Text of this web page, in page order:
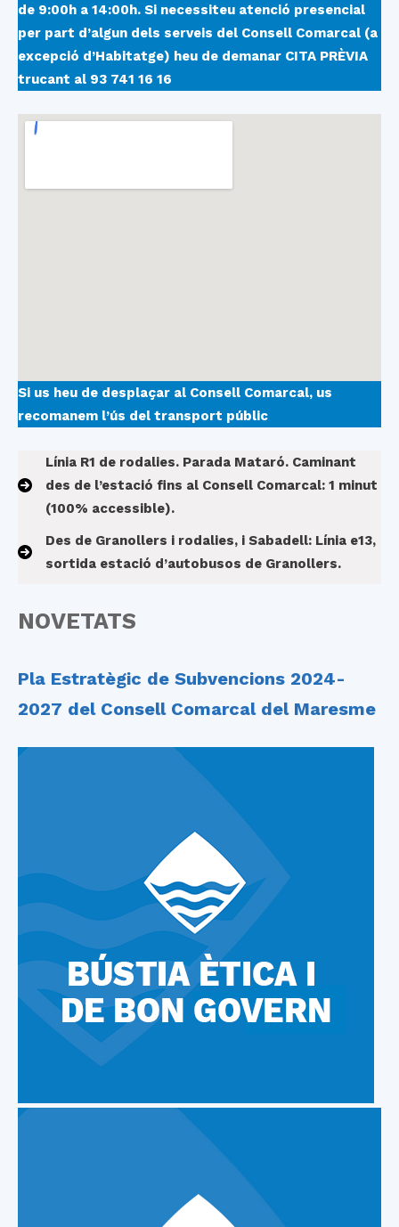
de 9:00h a 14:00h. Si necessiteu atenció presencial
per part d’algun dels serveis del Consell Comarcal (a
excepció d’Habitatge) heu de demanar CITA PRÈVIA
trucant al 93 741 16 16
Si us heu de desplaçar al Consell Comarcal, us
recomanem l’ús del transport públic
Línia R1 de rodalies. Parada Mataró. Caminant
des de l’estació fins al Consell Comarcal: 1 minut
(100% accessible).
Des de Granollers i rodalies, i Sabadell: Línia e13,
sortida estació d’autobusos de Granollers.
NOVETATS
Pla Estratègic de Subvencions 2024-
2027 del Consell Comarcal del Maresme